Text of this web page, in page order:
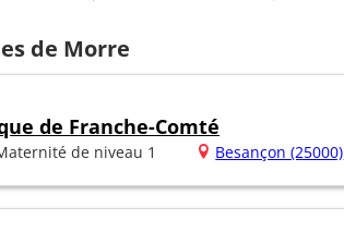
de Morre
de Franche-Comté
de niveau 1 Besançon (25000)